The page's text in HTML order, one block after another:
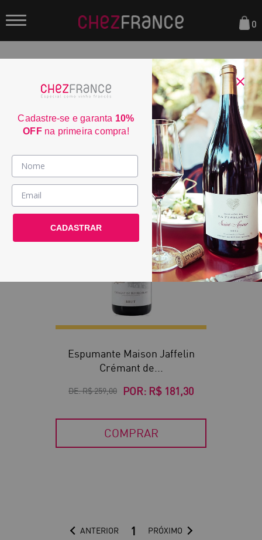
Vinhos >
País / Região >
Le Club >
0
ORDENAR POR:
30
90
Espumante Maison Jaffelin
Crémant de...
DE:R$ 259,00 POR: R$ 181,30
COMPRAR
ANTERIOR 1 PRÓXIMO
Cadastre-se e garanta 10%
OFFna primeira compra!
CADASTRAR